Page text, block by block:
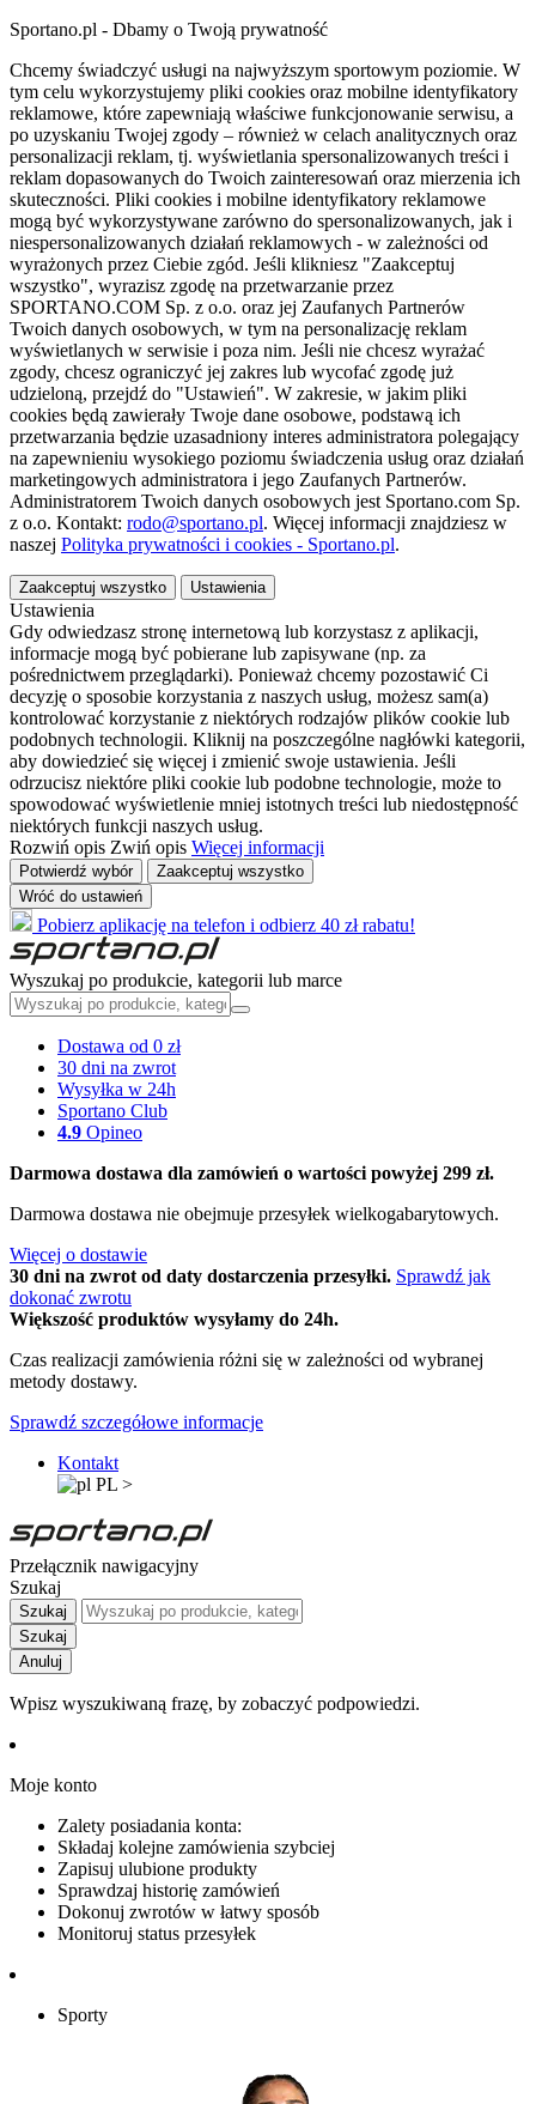
Sportano.pl - Dbamy o Twoją prywatność
Chcemy świadczyć usługi na najwyższym sportowym poziomie. W
tym celu wykorzystujemy pliki cookies oraz mobilne identyfikatory
reklamowe, które zapewniają właściwe funkcjonowanie serwisu, a
po uzyskaniu Twojej zgody – również w celach analitycznych oraz
personalizacji reklam, tj. wyświetlania spersonalizowanych treści i
reklam dopasowanych do Twoich zainteresowań oraz mierzenia ich
skuteczności. Pliki cookies i mobilne identyfikatory reklamowe
mogą być wykorzystywane zarówno do spersonalizowanych, jak i
niespersonalizowanych działań reklamowych - w zależności od
wyrażonych przez Ciebie zgód. Jeśli klikniesz "Zaakceptuj
wszystko", wyrazisz zgodę na przetwarzanie przez
SPORTANO.COM Sp. z o.o. oraz jej Zaufanych Partnerów
Twoich danych osobowych, w tym na personalizację reklam
wyświetlanych w serwisie i poza nim. Jeśli nie chcesz wyrażać
zgody, chcesz ograniczyć jej zakres lub wycofać zgodę już
udzieloną, przejdź do "Ustawień". W zakresie, w jakim pliki
cookies będą zawierały Twoje dane osobowe, podstawą ich
przetwarzania będzie uzasadniony interes administratora polegający
na zapewnieniu wysokiego poziomu świadczenia usług oraz działań
marketingowych administratora i jego Zaufanych Partnerów.
Administratorem Twoich danych osobowych jest Sportano.com Sp.
z o.o. Kontakt: rodo@sportano.pl. Więcej informacji znajdziesz w
naszej Polityka prywatności i cookies - Sportano.pl.
Zaakceptuj wszystko Ustawienia
Ustawienia
Gdy odwiedzasz stronę internetową lub korzystasz z aplikacji,
informacje mogą być pobierane lub zapisywane (np. za
pośrednictwem przeglądarki). Ponieważ chcemy pozostawić Ci
decyzję o sposobie korzystania z naszych usług, możesz sam(a)
kontrolować korzystanie z niektórych rodzajów plików cookie lub
podobnych technologii. Kliknij na poszczególne nagłówki kategorii,
aby dowiedzieć się więcej i zmienić swoje ustawienia. Jeśli
odrzucisz niektóre pliki cookie lub podobne technologie, może to
spowodować wyświetlenie mniej istotnych treści lub niedostępność
niektórych funkcji naszych usług.
Rozwiń opis Zwiń opis Więcej informacji
Potwierdź wybór
Zaakceptuj wszystko
Wróć do ustawień
Pobierz aplikację na telefon i odbierz 40 zł rabatu!
Wyszukaj po produkcie, kategorii lub marce
Dostawa od 0 zł
30 dni na zwrot
Wysyłka w 24h
Sportano Club
4.9 Opineo
Darmowa dostawa dla zamówień o wartości powyżej 299 zł.
Darmowa dostawa nie obejmuje przesyłek wielkogabarytowych.
Więcej o dostawie
30 dni na zwrot od daty dostarczenia przesyłki. Sprawdź jak
dokonać zwrotu
Większość produktów wysyłamy do 24h.
Czas realizacji zamówienia różni się w zależności od wybranej
metody dostawy.
Sprawdź szczegółowe informacje
Kontakt
PL >
Przełącznik nawigacyjny
Szukaj
Szukaj
Szukaj
Anuluj
Wpisz wyszukiwaną frazę, by zobaczyć podpowiedzi.
Moje konto
Zalety posiadania konta:
Składaj kolejne zamówienia szybciej
Zapisuj ulubione produkty
Sprawdzaj historię zamówień
Dokonuj zwrotów w łatwy sposób
Monitoruj status przesyłek
Sporty